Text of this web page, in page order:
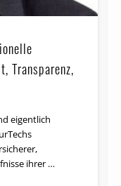
Transparenz,
eigentlich
ihrer …